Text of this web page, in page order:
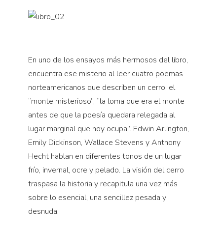
En uno de los ensayos más hermosos del libro,
encuentra ese misterio al leer cuatro poemas
norteamericanos que describen un cerro, el
“monte misterioso”, “la loma que era el monte
antes de que la poesía quedara relegada al
lugar marginal que hoy ocupa”. Edwin Arlington,
Emily Dickinson, Wallace Stevens y Anthony
Hecht hablan en diferentes tonos de un lugar
frío, invernal, ocre y pelado. La visión del cerro
traspasa la historia y recapitula una vez más
sobre lo esencial, una sencillez pesada y
desnuda.